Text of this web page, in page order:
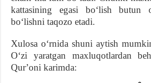
kattasining egasi boʻlish butun
boʻlishni taqozo etadi.
Xulosa oʻrnida shuni aytish
Oʻzi yaratgan maxluqotlardan
Qurʼoni karimda: